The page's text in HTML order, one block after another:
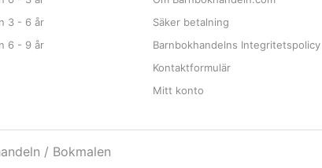
3 - 6 år
6 - 9 år
Säker betalning
Barnbokhandelns Integritetspolicy
Kontaktformulär
Mitt konto
/ Bokmalen